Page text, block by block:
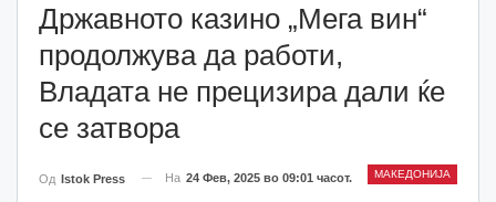
Државното казино „Мега вин“
продолжува да работи,
Владата не прецизира дали ќе
се затвора
МАКЕДОНИЈА
Од Istok Press На 24 Фев, 2025 во 09:01 часот.